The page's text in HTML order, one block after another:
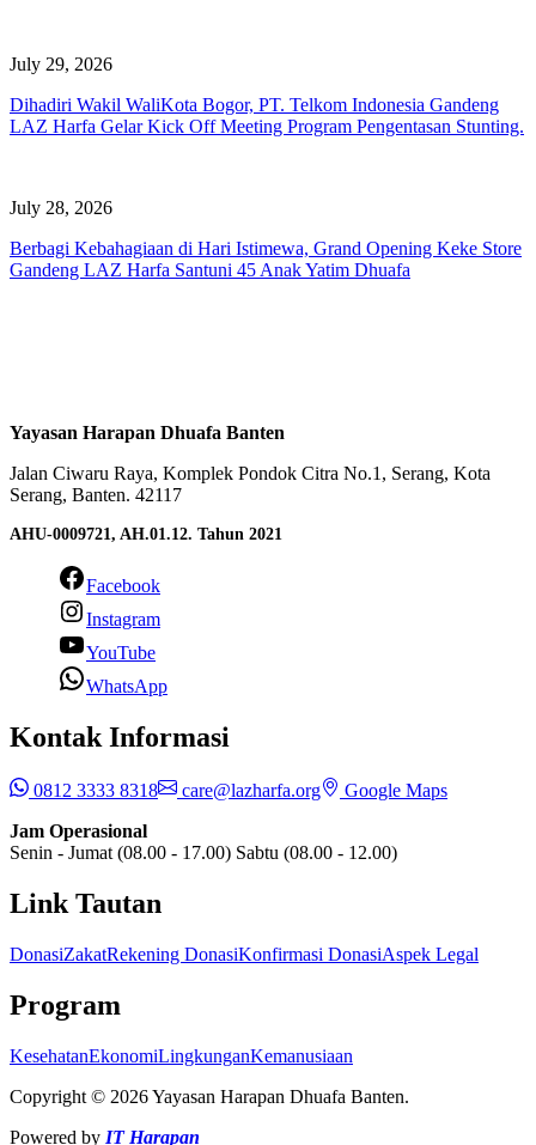
July 29, 2026
Dihadiri Wakil WaliKota Bogor, PT. Telkom Indonesia Gandeng
LAZ Harfa Gelar Kick Off Meeting Program Pengentasan Stunting.
July 28, 2026
Berbagi Kebahagiaan di Hari Istimewa, Grand Opening Keke Store
Gandeng LAZ Harfa Santuni 45 Anak Yatim Dhuafa
Yayasan Harapan Dhuafa Banten
Jalan Ciwaru Raya, Komplek Pondok Citra No.1, Serang, Kota
Serang, Banten. 42117
AHU-0009721, AH.01.12. Tahun 2021
Facebook
Instagram
YouTube
WhatsApp
Kontak Informasi
0812 3333 8318 care@lazharfa.org
Google Maps
Jam Operasional
Senin - Jumat (08.00 - 17.00) Sabtu (08.00 - 12.00)
Link Tautan
DonasiZakatRekening DonasiKonfirmasi DonasiAspek Legal
Program
KesehatanEkonomiLingkunganKemanusiaan
Copyright © 2026 Yayasan Harapan Dhuafa Banten.
Powered by IT Harapan